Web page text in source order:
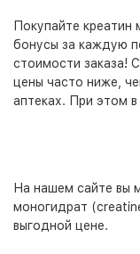
Покупайте креатин
бонусы за каждую
стоимости заказа!
цены часто ниже,
аптеках. При этом
товары,
бесплатную
ваши цели, задачи
для достижения
На нашем сайте вы
моногидрат
выгодной цене.